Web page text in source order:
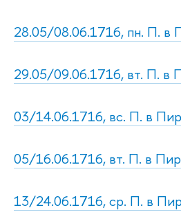
28.05/08.06.1716, пн. П. в
29.05/09.06.1716, вт. П. в
03/14.06.1716, вс. П. в
05/16.06.1716, вт. П. в
13/24.06.1716, ср. П. в